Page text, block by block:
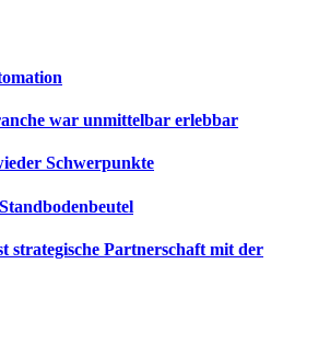
war unmittelbar erlebbar
Schwerpunkte
strategische Partnerschaft mit der